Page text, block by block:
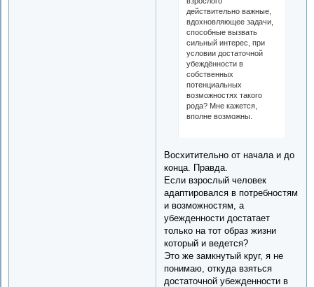
действительно важные,
вдохновляющее задачи,
способные вызвать
сильный интерес, при
условии достаточной
убеждённости в
собственных
потенциальных
возможностях такого
рода? Мне кажется,
вполне возможны.
Восхитительно от начала и до
конца. Правда.
Если взрослый человек
адаптировался в потребностям
и возможностям, а
убежденности достатает
только на тот образ жизни
который и ведется?
Это же замкнутый круг, я не
понимаю, откуда взяться
достаточной убежденности в